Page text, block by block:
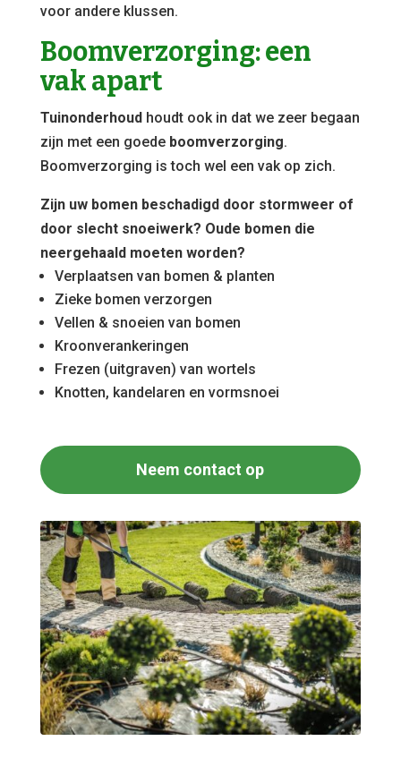
voor andere klussen.
Boomverzorging: een
vak apart
Tuinonderhoudhoudt ook in dat we zeer begaan
zijn met een goede boomverzorging.
Boomverzorging is toch wel een vak op zich.
Zijn uw bomen beschadigd door stormweer of
door slecht snoeiwerk? Oude bomen die
neergehaald moeten worden?
Verplaatsen van bomen & planten
Zieke bomen verzorgen
Vellen & snoeien van bomen
Kroonverankeringen
Frezen (uitgraven) van wortels
Knotten, kandelaren en vormsnoei
Neem contact op